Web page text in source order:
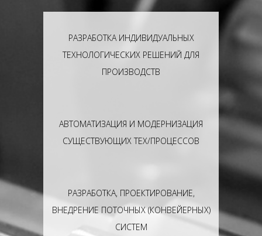
РАЗРАБОТКА ИНДИВИДУАЛЬНЫХ
ТЕХНОЛОГИЧЕСКИХ РЕШЕНИЙ ДЛЯ
ПРОИЗВОДСТВ
АВТОМАТИЗАЦИЯ И МОДЕРНИЗАЦИЯ
СУЩЕСТВУЮЩИХ ТЕХ/ПРОЦЕССОВ
РАЗРАБОТКА, ПРОЕКТИРОВАНИЕ,
ВНЕДРЕНИЕ ПОТОЧНЫХ (КОНВЕЙЕРНЫХ)
СИСТЕМ